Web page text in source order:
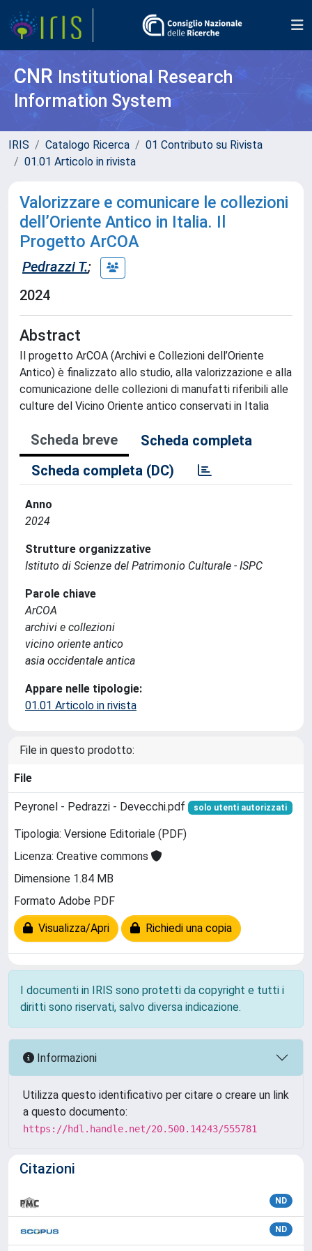
CNR Institutional Research
Information System
IRIS Catalogo Ricerca
01 Contributo su Rivista
01.01 Articolo in rivista
Valorizzare e comunicare le collezioni
dell’Oriente Antico in Italia. Il
Progetto ArCOA
Pedrazzi T.;
2024
Abstract
Il progetto ArCOA (Archivi e Collezioni dell’Oriente
Antico) è finalizzato allo studio, alla valorizzazione e alla
comunicazione delle collezioni di manufatti riferibili alle
culture del Vicino Oriente antico conservati in Italia
Scheda breve
Scheda completa
Scheda completa (DC)
Anno
2024
Strutture organizzative
Istituto di Scienze del Patrimonio Culturale - ISPC
Parole chiave
ArCOA
archivi e collezioni
vicino oriente antico
asia occidentale antica
Appare nelle tipologie:
01.01 Articolo in rivista
File in questo prodotto:
File
Peyronel - Pedrazzi - Devecchi.pdf solo utenti autorizzati
Tipologia: Versione Editoriale (PDF)
Licenza: Creative commons
Dimensione 1.84 MB
Formato Adobe PDF
Visualizza/Apri Richiedi una copia
I documenti in IRIS sono protetti da copyright e tutti i
diritti sono riservati, salvo diversa indicazione.
Informazioni
Utilizza questo identificativo per citare o creare un link
a questo documento:
https://hdl.handle.net/20.500.14243/555781
Citazioni
ND
ND